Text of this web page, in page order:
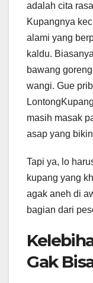
adalah cita
Kupangnya
alami yang
kaldu.
bawang
wangi. Gue
masih masak
asap yang
Tapi ya, lo
kupang yang
agak aneh di
bagian dari
Gak